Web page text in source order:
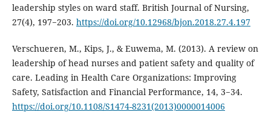
leadership styles on ward staff. British Journal of Nursing,
27(4), 197−203. https://doi.org/10.12968/bjon.2018.27.4.197
Verschueren, M., Kips, J., & Euwema, M. (2013). A review on
leadership of head nurses and patient safety and quality of
care. Leading in Health Care Organizations: Improving
Safety, Satisfaction and Financial Performance, 14, 3−34.
https://doi.org/10.1108/S1474-8231(2013)0000014006